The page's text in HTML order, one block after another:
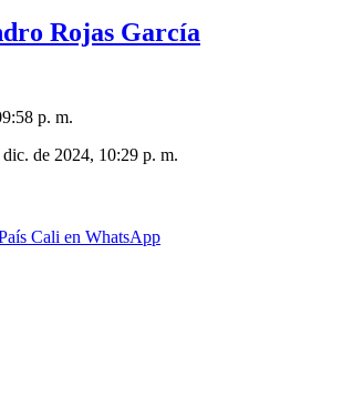
Rojas García
p. m.
dic. de 2024, 10:29 p. m.
Cali en WhatsApp